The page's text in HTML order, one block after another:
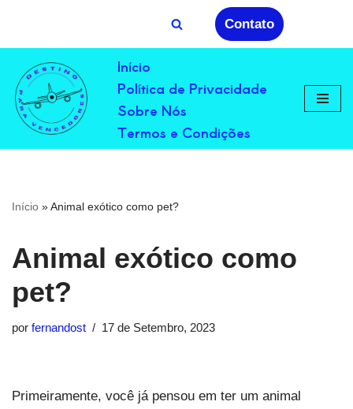
para
o
conteúdo
Contato
Início
Política de Privacidade
Sobre Nós
Termos e Condições
Início »Animal exótico como pet?
Animal exótico como
pet?
por fernandost 17 de Setembro, 2023
Primeiramente, você já pensou em ter um animal